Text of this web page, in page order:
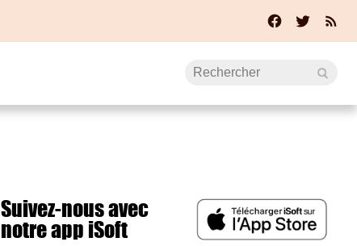
Suivez-nous avec
notre app iSoft